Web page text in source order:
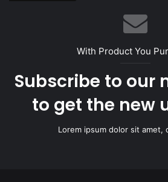
With Product You
Subscribe to our
to get the new
Lorem ipsum dolor sit amet,